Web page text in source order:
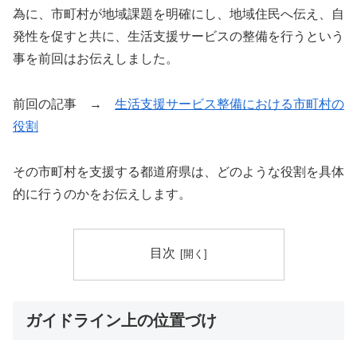
為に、市町村が地域課題を明確にし、地域住民へ伝え、自
発性を促すと共に、生活支援サービスの整備を行うという
事を前回はお伝えしました。
前回の記事 → 生活支援サービス整備における市町村の
役割
その市町村を支援する都道府県は、どのような役割を具体
的に行うのかをお伝えします。
目次
ガイドライン上の位置づけ